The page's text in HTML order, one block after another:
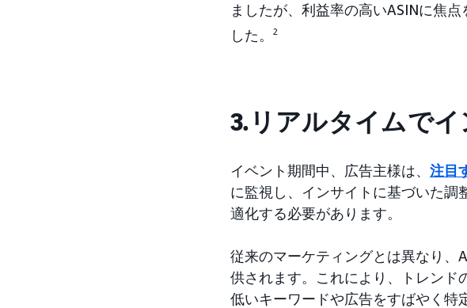
ましたが、利益率の高いASINに焦
した。
2
3.リアルタイムで
イベント期間中、広告主様は、 注目
に監視し、インサイトに基づいた調
適化する必要があります。
従来のマーケティングとは異なり、
供されます。これにより、トレンド
低いキーワードや広告をすばやく特